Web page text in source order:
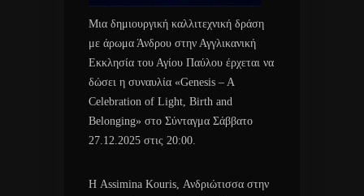
Μια δημιουργική καλλιτεχνική δράση
με άρωμα Άνδρου στην Αγγλικανική
Εκκλησία του Αγίου Παύλου έρχεται να
δώσει η συναυλία «Genesis – A
Celebration of Light, Birth and
Belonging» στο Σύνταγμα Σάββατο
27.12.2025 στις 20:00.
Η Assimina Kouris, Ανδριώτισσα στην